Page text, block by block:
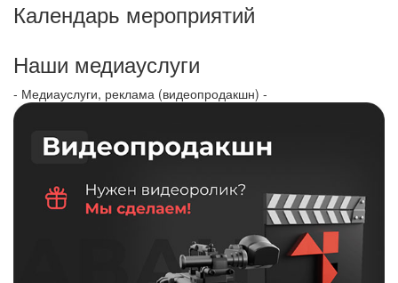
Календарь мероприятий
Наши медиауслуги
- Медиауслуги, реклама (видеопродакшн) -